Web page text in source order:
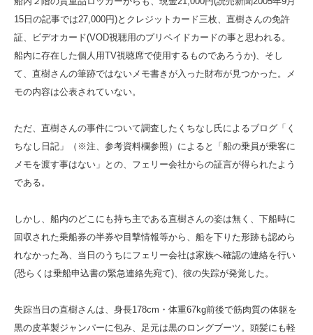
15日の記事では27,000円)とクレジットカード三枚、直樹さんの免許
証、ビデオカード(VOD視聴用のプリペイドカードの事と思われる。
船内に存在した個人用TV視聴席で使用するものであろうか)、そし
て、直樹さんの筆跡ではないメモ書きが入った財布が見つかった。メ
モの内容は公表されていない。
ただ、直樹さんの事件について調査したくちなし氏によるブログ「く
ちなし日記」（※注、参考資料欄参照）によると「船の乗員が乗客に
メモを渡す事はない」との、フェリー会社からの証言が得られたよう
である。
しかし、船内のどこにも持ち主である直樹さんの姿は無く、下船時に
回収された乗船券の半券や目撃情報等から、船を下りた形跡も認めら
れなかった為、当日のうちにフェリー会社は家族へ確認の連絡を行い
(恐らくは乗船申込書の緊急連絡先宛て)、彼の失踪が発覚した。
失踪当日の直樹さんは、身長178cm・体重67kg前後で筋肉質の体躯を
黒の皮革製ジャンパーに包み、足元は黒のロングブーツ。頭髪にも軽